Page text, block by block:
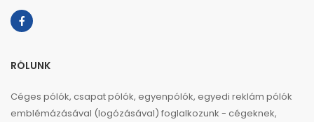
RÓLUNK
Céges pólók, csapat pólók, egyenpólók, egyedi reklám pólók
emblémázásával (logózásával) foglalkozunk - cégeknek,